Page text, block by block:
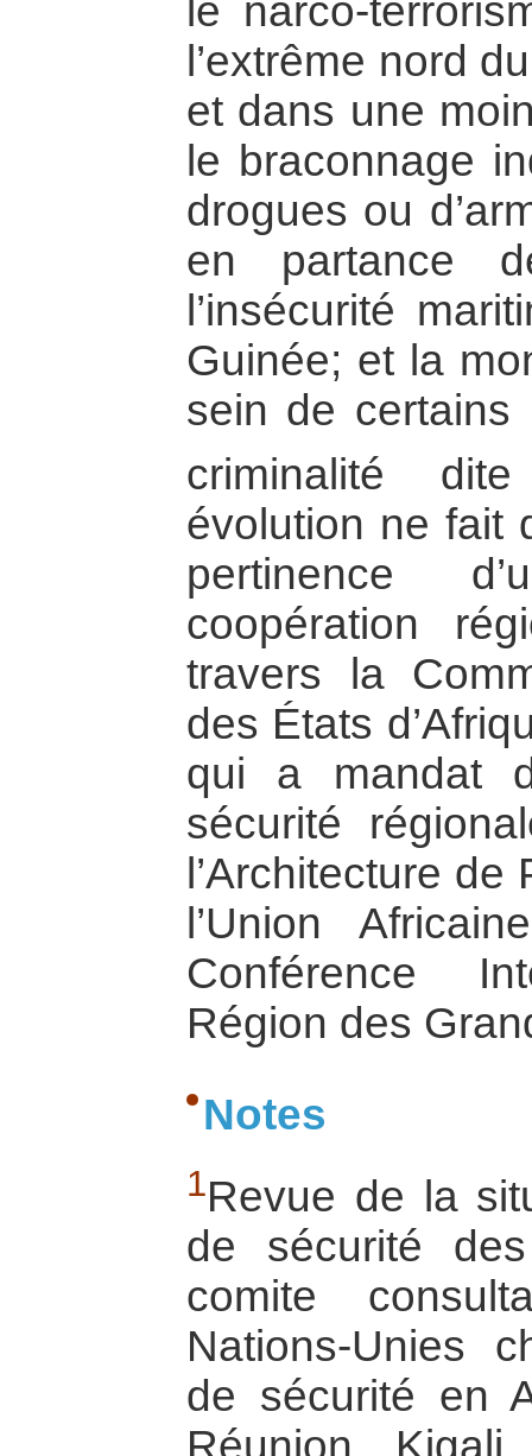
le narco-
l’extrême nord
et dans une
le braconnage
drogues ou
en partance
l’insécurité
Guinée; et la
sein de certains
criminalité dite
évolution ne fait
pertinence
coopération
travers la
des États
qui a mandat
sécurité
l’Architecture
l’Union
Conférence
Région des
Notes
1Revue de la
de sécurité
comite
Nations-Unies
de sécurité en